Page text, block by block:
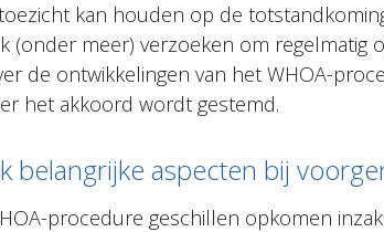
kan houden op de
(onder meer) verzoeken om regelmatig
de ontwikkelingen van het WHOA-
het akkoord wordt gestemd.
belangrijke aspecten bij
procedure geschillen opkomen